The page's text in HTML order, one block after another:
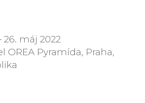
26. máj 2022
OREA Pyramída, Praha,